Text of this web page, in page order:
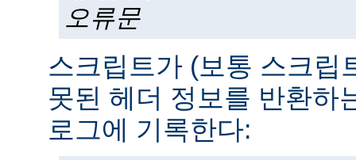
오류문
스크립트가 (보통 스크립
못된 헤더 정보를 반환하
로그에 기록한다: